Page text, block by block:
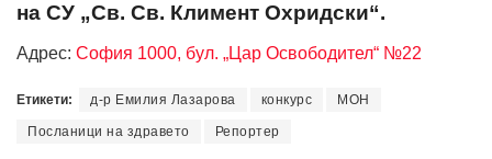
на СУ „Св. Св. Климент Охридски“.
Адрес: София 1000, бул. „Цар Освободител“ №22
Етикети: д-р Емилия Лазарова конкурс МОН
Посланици на здравето Репортер